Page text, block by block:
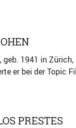
geb. 1941 in
er bei der Topic
PRESTES